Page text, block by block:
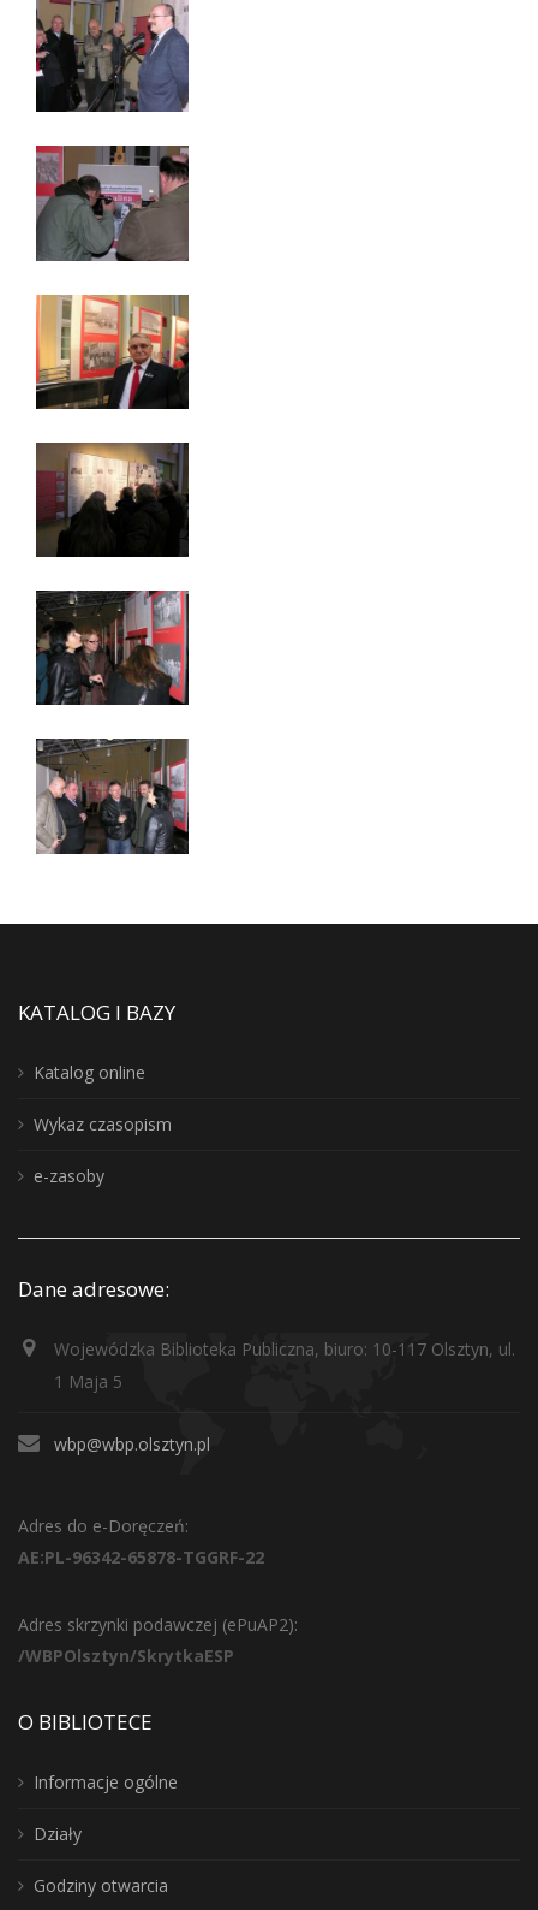
KATALOG I BAZY
Katalog online
Wykaz czasopism
e-zasoby
Dane adresowe:
Wojewódzka Biblioteka Publiczna, biuro: 10-117 Olsztyn, ul.
1 Maja 5
wbp@wbp.olsztyn.pl
Adres do e-Doręczeń:
AE:PL-96342-65878-TGGRF-22
Adres skrzynki podawczej (ePuAP2):
/WBPOlsztyn/SkrytkaESP
O BIBLIOTECE
Informacje ogólne
Działy
Godziny otwarcia